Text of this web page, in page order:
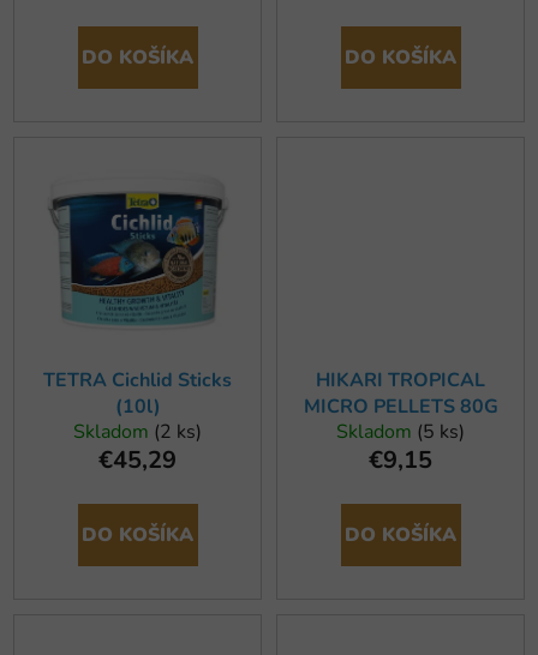
DO KOŠÍKA DO KOŠÍKA
TETRA Cichlid Sticks
(10l)
Skladom (2 ks)
€45,29
DO KOŠÍKA
HIKARI TROPICAL
MICRO PELLETS 80G
Skladom (5 ks)
€9,15
DO KOŠÍKA